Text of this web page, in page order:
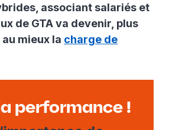
associant salariés et
de GTA va devenir, plus
mieux la charge de
performance !